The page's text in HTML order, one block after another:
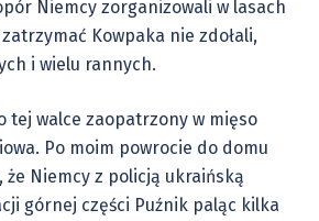
Niemcy zorganizowali w lasach
Kowpaka nie zdołali,
i wielu rannych.
tej walce zaopatrzony w mięso
Po moim powrocie do domu
że Niemcy z policją ukraińską
górnej części Puźnik paląc kilka